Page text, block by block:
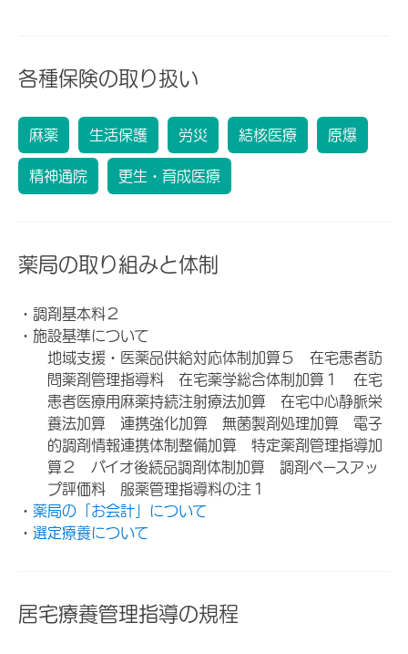
各種保険の取り扱い
麻薬 生活保護 労災 結核医療 原爆
精神通院 更生・育成医療
薬局の取り組みと体制
・調剤基本料２
・施設基準について
地域支援・医薬品供給対応体制加算５ 在宅患者訪
問薬剤管理指導料 在宅薬学総合体制加算１ 在宅
患者医療用麻薬持続注射療法加算 在宅中心静脈栄
養法加算 連携強化加算 無菌製剤処理加算 電子
的調剤情報連携体制整備加算 特定薬剤管理指導加
算２ バイオ後続品調剤体制加算 調剤ベースアッ
プ評価料 服薬管理指導料の注１
・ 薬局の「お会計」について
・ 選定療養について
居宅療養管理指導の規程